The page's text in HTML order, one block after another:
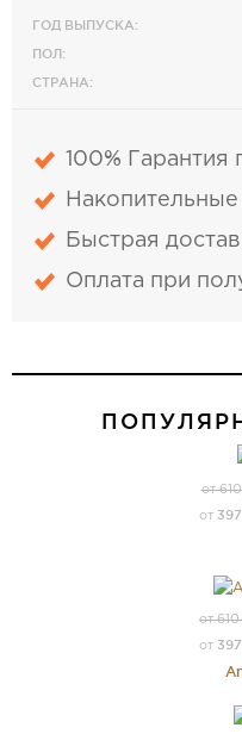
ГОД ВЫПУСКА:
ПОЛ:
СТРАНА:
100% Гарантия
Накопительные
Быстрая
Оплата при
от
от 397
от
от 397